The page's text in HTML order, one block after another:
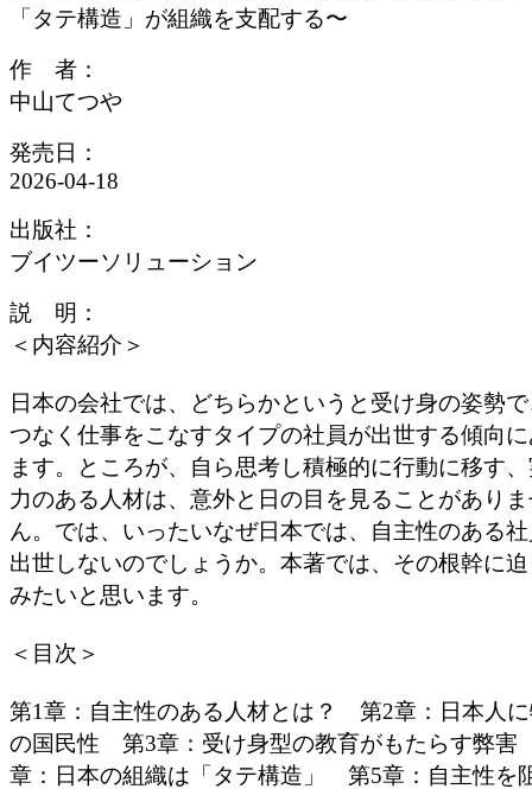
「タテ構造」が組織を支配する〜
作 者：
中山てつや
発売日：
2026-04-18
出版社：
ブイツーソリューション
説 明：
＜内容紹介＞
日本の会社では、どちらかというと受け身の姿勢
つなく仕事をこなすタイプの社員が出世する傾向
ます。ところが、自ら思考し積極的に行動に移す
力のある人材は、意外と日の目を見ることがあり
ん。では、いったいなぜ日本では、自主性のある
出世しないのでしょうか。本著では、その根幹に
みたいと思います。
＜目次＞
第1章：自主性のある人材とは？ 第2章：日本人
の国民性 第3章：受け身型の教育がもたらす弊
章：日本の組織は「タテ構造」 第5章：自主性を